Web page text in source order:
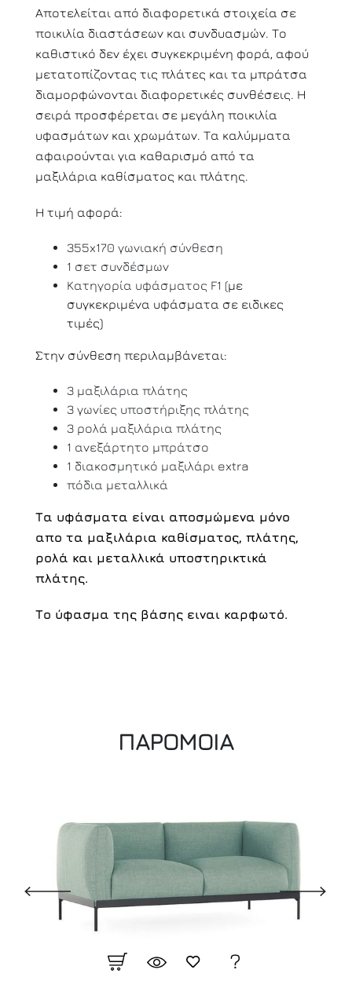
Αποτελείται από διαφορετικά στοιχεία σε
ποικιλία διαστάσεων και συνδυασμών. Το
καθιστικό δεν έχει συγκεκριμένη φορά, αφού
μετατοπίζοντας τις πλάτες και τα μπράτσα
διαμορφώνονται διαφορετικές συνθέσεις. Η
σειρά προσφέρεται σε μεγάλη ποικιλία
υφασμάτων και χρωμάτων. Τα καλύμματα
αφαιρούνται για καθαρισμό από τα
μαξιλάρια καθίσματος και πλάτης.
Η τιμή αφορά:
355x170 γωνιακή σύνθεση
1 σετ συνδέσμων
Κατηγορία υφάσματος F1 (με
συγκεκριμένα υφάσματα σε ειδικες
τιμές)
Στην σύνθεση περιλαμβάνεται:
3 μαξιλάρια πλάτης
3 γωνίες υποστήριξης πλάτης
3 ρολά μαξιλάρια πλάτης
1 ανεξάρτητο μπράτσο
1 διακοσμητικό μαξιλάρι extra
πόδια μεταλλικά
Τα υφάσματα είναι αποσμώμενα μόνο
απο τα μαξιλάρια καθίσματος, πλάτης,
ρολά και μεταλλικά υποστηρικτικά
πλάτης.
Το ύφασμα της βάσης ειναι καρφωτό.
ΠΑΡΟΜΟΙΑ